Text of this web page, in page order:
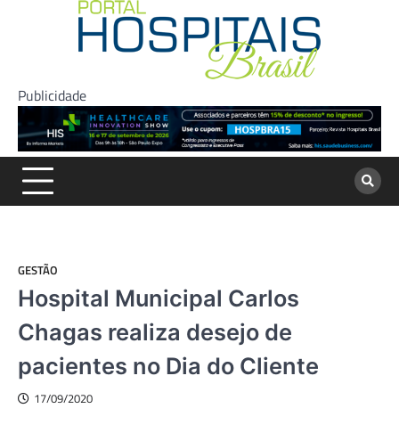
Publicidade
GESTÃO
Hospital Municipal Carlos
Chagas realiza desejo de
pacientes no Dia do Cliente
17/09/2020